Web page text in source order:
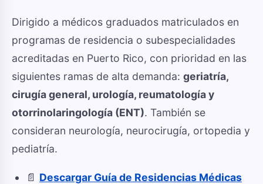
Dirigido a médicos graduados matriculados en
programas de residencia o subespecialidades
acreditadas en Puerto Rico, con prioridad en las
siguientes ramas de alta demanda: geriatría,
cirugía general, urología, reumatología y
otorrinolaringología (ENT). También se
consideran neurología, neurocirugía, ortopedia y
pediatría.
📄 Descargar Guía de Residencias Médicas